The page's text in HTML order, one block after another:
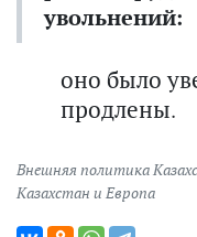
увольнений:
оно было
продлены.
Внешняя политика
Казахстан и Европа